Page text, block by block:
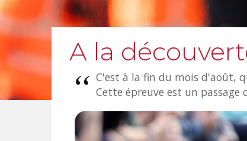
A la
C'est à la fin du mois d'août,
Cette épreuve est un